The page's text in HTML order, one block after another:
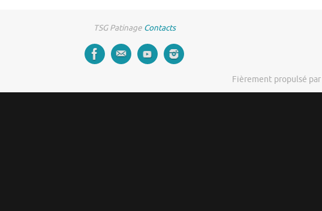
TSG Patinage Contacts
Fièrement propulsé par